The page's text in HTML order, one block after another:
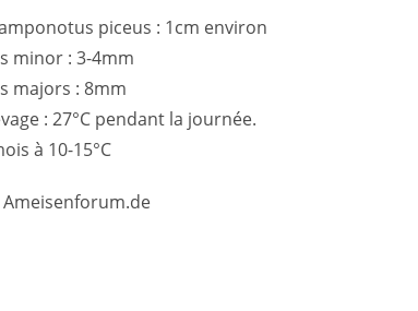
piceus : 1cm environ
minor : 3-4mm
majors : 8mm
: 27°C pendant la journée.
à 10-15°C